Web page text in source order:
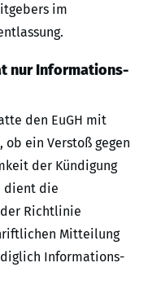
im
nur Informations-
den EuGH mit
ob ein Verstoß gegen
der Kündigung
dient die
Richtlinie
Mitteilung
Informations-